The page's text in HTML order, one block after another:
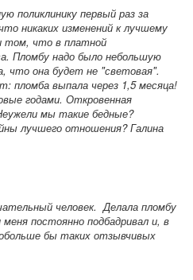
поликлинику первый раз за
никаких изменений к лучшему
том, что в платной
Пломбу надо было небольшую
что она будет не "световая".
пломба выпала через 1,5 месяца!
годами. Откровенная
мы такие бедные?
лучшего отношения? Галина
человек. Делала пломбу
постоянно подбадривал и, в
бы таких отзывчивых